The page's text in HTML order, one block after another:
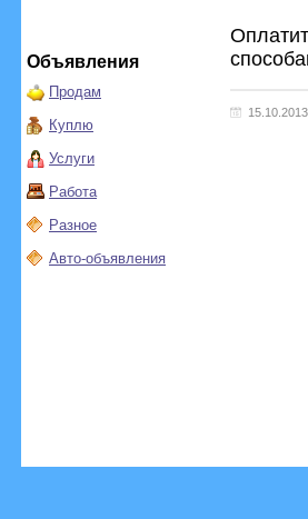
Объявления
Продам
Куплю
Услуги
Работа
Разное
Авто-объявления
15.10.2013